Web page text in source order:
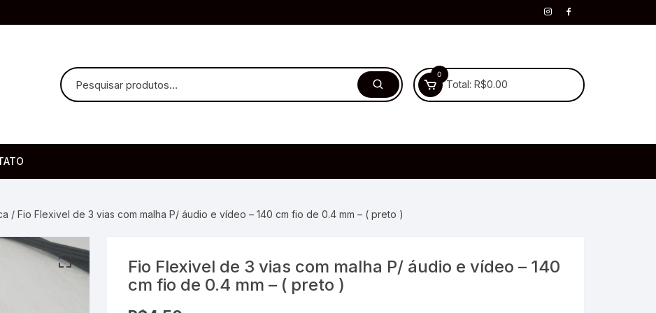
0
Total: R$0.00
e Microfone
/ Fio Flexivel de 3 vias com malha P/ áudio e vídeo – 140 cm fio de 0.4 mm – ( preto )
Fio Flexivel de 3 vias com malha P/ áudio e vídeo – 140
cm fio de 0.4 mm – ( preto )